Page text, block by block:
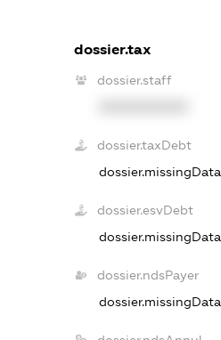
dossier.tax
dossier.staff
dossier.taxDebt
dossier.missingData
dossier.esvDebt
dossier.missingData
dossier.ndsPayer
dossier.missingData